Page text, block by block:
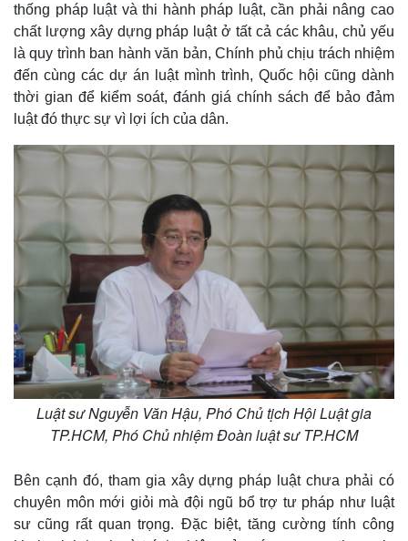
Thể thao
Bóng đá
Thế giới thể thao
eSports
Hậu trường
Ô tô - Xe máy
Ô tô
Tư vấn
thống pháp luật và thi hành pháp luật, cần phải nâng cao
chất lượng xây dựng pháp luật ở tất cả các khâu, chủ yếu
là quy trình ban hành văn bản, Chính phủ chịu trách nhiệm
đến cùng các dự án luật mình trình, Quốc hội cũng dành
thời gian để kiểm soát, đánh giá chính sách để bảo đảm
luật đó thực sự vì lợi ích của dân.
Luật sư Nguyễn Văn Hậu, Phó Chủ tịch Hội Luật gia
TP.HCM, Phó Chủ nhiệm Đoàn luật sư TP.HCM
Bên cạnh đó, tham gia xây dựng pháp luật chưa phải có
chuyên môn mới giỏi mà đội ngũ bổ trợ tư pháp như luật
sư cũng rất quan trọng. Đặc biệt, tăng cường tính công